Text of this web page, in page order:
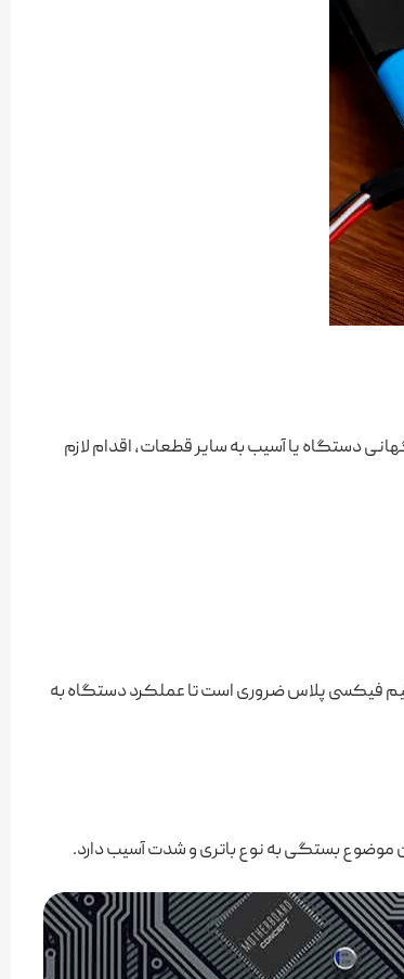
دستگاه یا آسیب به سایر قطعات، اقدام لازم
فیکسی پلاس ضروری است تا عملکرد دستگاه به
موضوع بستگی به نوع باتری و شدت آسیب دارد.